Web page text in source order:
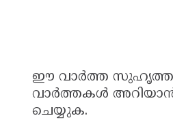
ഈ വാർത്ത
വാർത്തകൾ
ചെയ്യുക.